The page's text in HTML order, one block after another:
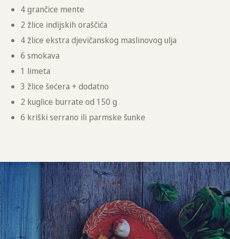
4 grančice mente
2 žlice indijskih oraščića
4 žlice ekstra djevičanskog maslinovog ulja
6 smokava
1 limeta
3 žlice šećera + dodatno
2 kuglice burrate od 150 g
6 kriški serrano ili parmske šunke